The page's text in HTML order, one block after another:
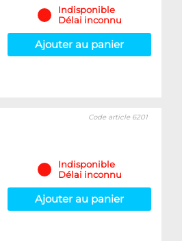
Indisponible
Délai inconnu
Ajouter au panier
Code article 6201
Indisponible
Délai inconnu
Ajouter au panier